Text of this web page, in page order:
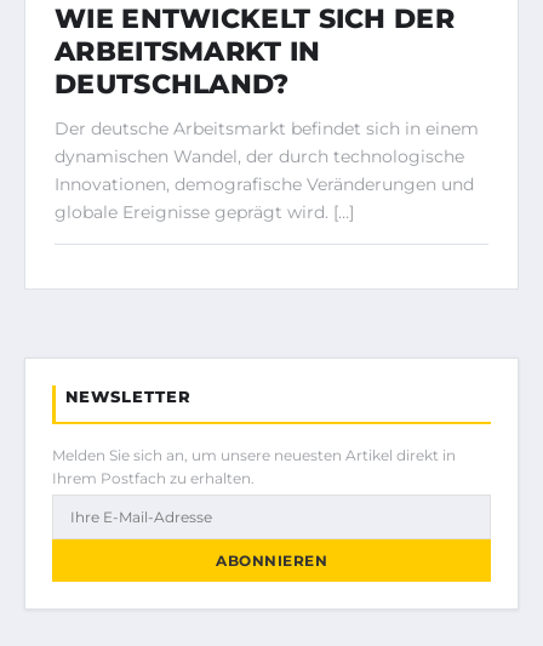
WIE ENTWICKELT SICH DER
ARBEITSMARKT IN
DEUTSCHLAND?
Der deutsche Arbeitsmarkt befindet sich in einem
dynamischen Wandel, der durch technologische
Innovationen, demografische Veränderungen und
globale Ereignisse geprägt wird. […]
NEWSLETTER
Melden Sie sich an, um unsere neuesten Artikel direkt in
Ihrem Postfach zu erhalten.
ABONNIEREN